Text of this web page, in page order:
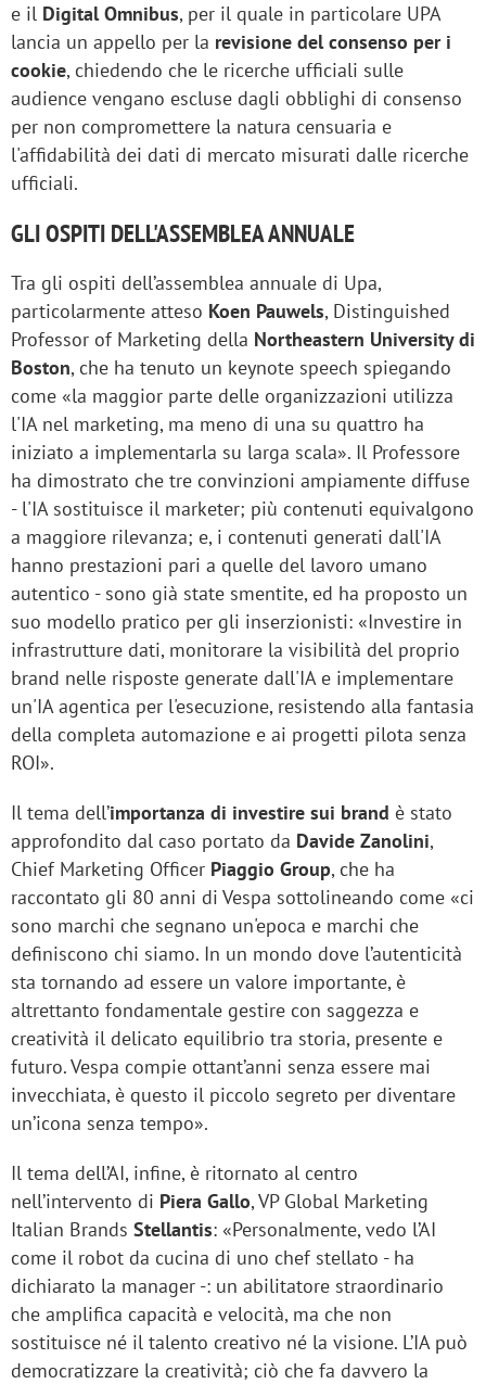
e il Digital Omnibus, per il quale in particolare UPA
lancia un appello per la revisione del consenso per i
cookie, chiedendo che le ricerche ufficiali sulle
audience vengano escluse dagli obblighi di consenso
per non compromettere la natura censuaria e
l'affidabilità dei dati di mercato misurati dalle ricerche
ufficiali.
GLI OSPITI DELL'ASSEMBLEA ANNUALE
Tra gli ospiti dell’assemblea annuale di Upa,
particolarmente atteso Koen Pauwels, Distinguished
Professor of Marketing della Northeastern University di
Boston, che ha tenuto un keynote speech spiegando
come «la maggior parte delle organizzazioni utilizza
l'IA nel marketing, ma meno di una su quattro ha
iniziato a implementarla su larga scala». Il Professore
ha dimostrato che tre convinzioni ampiamente diffuse
- l'IA sostituisce il marketer; più contenuti equivalgono
a maggiore rilevanza; e, i contenuti generati dall'IA
hanno prestazioni pari a quelle del lavoro umano
autentico - sono già state smentite, ed ha proposto un
suo modello pratico per gli inserzionisti: «Investire in
infrastrutture dati, monitorare la visibilità del proprio
brand nelle risposte generate dall'IA e implementare
un'IA agentica per l'esecuzione, resistendo alla fantasia
della completa automazione e ai progetti pilota senza
ROI».
Il tema dell’importanza di investire sui brand è stato
approfondito dal caso portato da Davide Zanolini,
Chief Marketing Officer Piaggio Group, che ha
raccontato gli 80 anni di Vespa sottolineando come «ci
sono marchi che segnano un'epoca e marchi che
definiscono chi siamo. In un mondo dove l’autenticità
sta tornando ad essere un valore importante, è
altrettanto fondamentale gestire con saggezza e
creatività il delicato equilibrio tra storia, presente e
futuro. Vespa compie ottant’anni senza essere mai
invecchiata, è questo il piccolo segreto per diventare
un’icona senza tempo».
Il tema dell’AI, infine, è ritornato al centro
nell’intervento di Piera Gallo, VP Global Marketing
Italian Brands Stellantis: «Personalmente, vedo l’AI
come il robot da cucina di uno chef stellato - ha
dichiarato la manager -: un abilitatore straordinario
che amplifica capacità e velocità, ma che non
sostituisce né il talento creativo né la visione. L’IA può
democratizzare la creatività; ciò che fa davvero la